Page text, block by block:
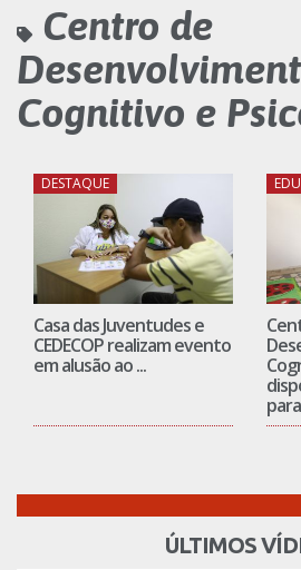
Centro de
Cognitivo e
DESTAQUE
Casa das Juventudes e
CEDECOP realizam evento
em alusão ao ...
ÚLTIMOS